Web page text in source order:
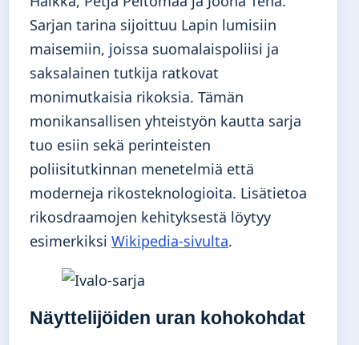
Sarjan tarina sijoittuu Lapin lumisiin
maisemiin, joissa suomalaispoliisi ja
saksalainen tutkija ratkovat
monimutkaisia rikoksia. Tämän
monikansallisen yhteistyön kautta sarja
tuo esiin sekä perinteisten
poliisitutkinnan menetelmiä että
moderneja rikosteknologioita. Lisätietoa
rikosdraamojen kehityksestä löytyy
esimerkiksi Wikipedia-sivulta.
Näyttelijöiden uran kohokohdat